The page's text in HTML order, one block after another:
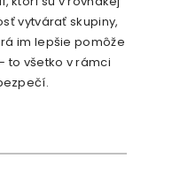
vytvárať skupiny,
im lepšie pomôže
to všetko v rámci